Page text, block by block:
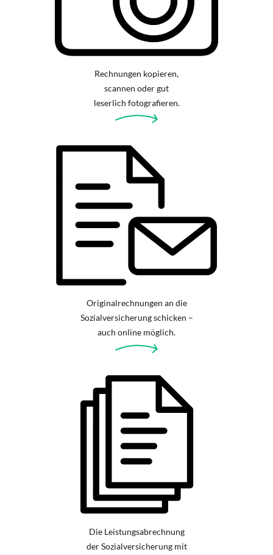
Rechnungen kopieren,
scannen oder gut
leserlich fotografieren.
Originalrechnungen an die
Sozialversicherung schicken –
auch online möglich.
Die Leistungsabrechnung
der Sozialversicherung mit